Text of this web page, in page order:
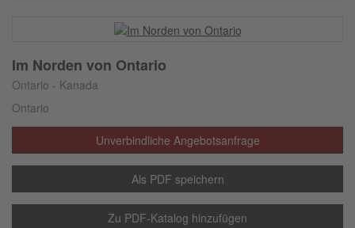
Im Norden von Ontario
Ontario - Kanada
Ontario
Unverbindliche Angebotsanfrage
Als PDF speichern
Zu PDF-Katalog hinzufügen